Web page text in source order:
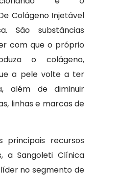
Colágeno Injetável
São substâncias
com que o próprio
o colágeno,
a pele volte a ter
além de diminuir
linhas e marcas de
principais recursos
a Sangoleti Clínica
no segmento de